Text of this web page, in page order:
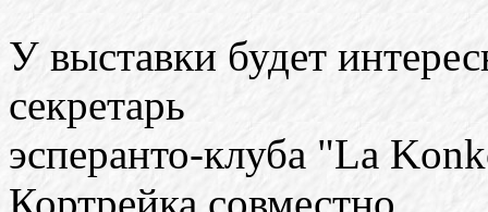
У выставки будет
секретарь
эсперанто-клуба "La